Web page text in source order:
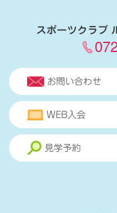
スポーツクラブ
お問い合わせ
WEB入会
見学予約